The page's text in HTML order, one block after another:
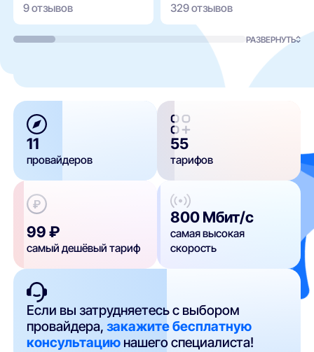
9 отзывов 329 отзывов
РАЗВЕРНУТЬ
11
провайдеров
55
тарифов
99 ₽
самый дешёвый тариф
800 Мбит/с
самая высокая
скорость
Если вы затрудняетесь с выбором
провайдера,закажите бесплатную
консультацию нашего специалиста!